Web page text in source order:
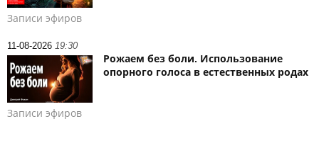
Записи эфиров
11-08-2026 19:30
Рожаем без боли. Использование
опорного голоса в естественных родах
Записи эфиров